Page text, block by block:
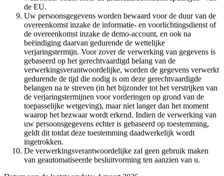
de EU.
Uw persoonsgegevens worden bewaard voor de duur van de
overeenkomst inzake de informatie- en voorlichtingsdienst of
de overeenkomst inzake de demo-account, en ook na
beëindiging daarvan gedurende de wettelijke
verjaringstermijn. Voor zover de verwerking van gegevens is
gebaseerd op het gerechtvaardigd belang van de
verwerkingsverantwoordelijke, worden de gegevens verwerkt
gedurende de tijd die nodig is om deze gerechtvaardigde
belangen na te streven (in het bijzonder tot het verstrijken van
de verjaringstermijnen voor vorderingen op grond van de
toepasselijke wetgeving), maar niet langer dan het moment
waarop het bezwaar wordt erkend. Indien de verwerking van
uw persoonsgegevens echter is gebaseerd op toestemming,
geldt dit totdat deze toestemming daadwerkelijk wordt
ingetrokken.
De verwerkingsverantwoordelijke zal geen gebruik maken
van geautomatiseerde besluitvorming ten aanzien van u.